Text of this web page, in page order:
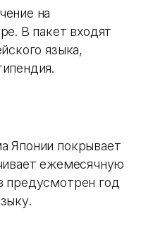
на
В пакет входят
языка,
Японии покрывает
ежемесячную
предусмотрен год